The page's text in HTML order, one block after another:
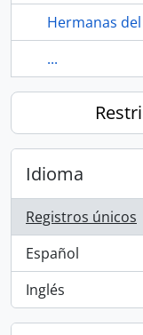
Hermanas
...
Idioma
Registros únicos
, 7 resultados
Español
, 7 resultados
Inglés
, 1 resultados